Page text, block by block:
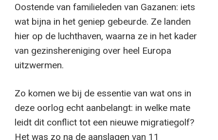
Oostende van familieleden van Gazanen: iets
wat bijna in het geniep gebeurde. Ze landen
hier op de luchthaven, waarna ze in het kader
van gezinshereniging over heel Europa
uitzwermen.
Zo komen we bij de essentie van wat ons in
deze oorlog echt aanbelangt: in welke mate
leidt dit conflict tot een nieuwe migratiegolf?
Het was zo na de aanslagen van 11